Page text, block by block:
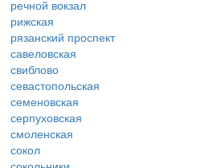
речной вокзал
рижская
рязанский проспект
савеловская
свиблово
севастопольская
семеновская
серпуховская
смоленская
сокол